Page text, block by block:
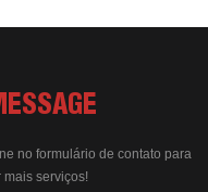
no formulário de contato para
serviços!